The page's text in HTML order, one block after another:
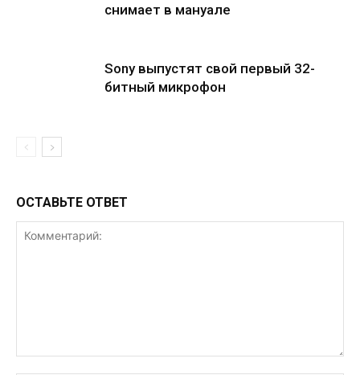
снимает в мануале
Sony выпустят свой первый 32-
битный микрофон
ОСТАВЬТЕ ОТВЕТ